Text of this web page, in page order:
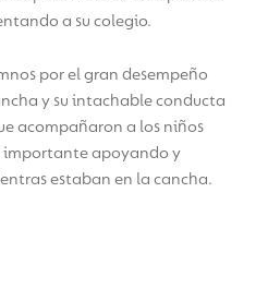
a su colegio.
por el gran desempeño
y su intachable conducta
acompañaron a los niños
importante apoyando y
estaban en la cancha.